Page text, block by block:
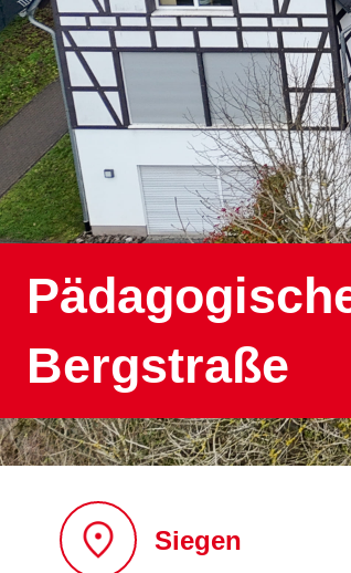
Bergstraße
Siegen